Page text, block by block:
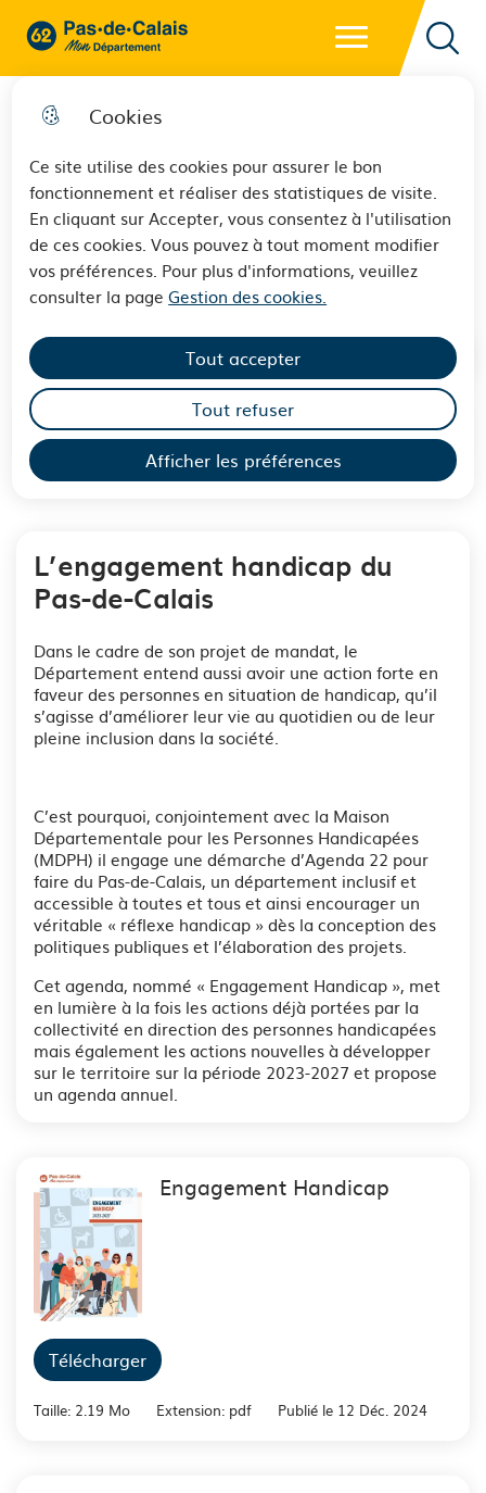
Cookies
Ce site utilise des cookies pour assurer le bon
fonctionnement et réaliser des statistiques de visite.
En cliquant sur Accepter, vous consentez à l'utilisation
de ces cookies. Vous pouvez à tout moment modifier
vos préférences. Pour plus d'informations, veuillez
consulter la pageGestion des cookies.
Afficher les préférences
Tout accepter
Tout refuser
62 - Pas-de-Calais Mon Département - Retour à l'accueil
Rapport cadre "Engagement
Handicap"
Sommaire
L’engagement handicap du
Pas-de-Calais
Dans le cadre de son projet de mandat, le
Département entend aussi avoir une action forte en
faveur des personnes en situation de handicap, qu’il
s’agisse d’améliorer leur vie au quotidien ou de leur
pleine inclusion dans la société.
C’est pourquoi, conjointement avec la Maison
Départementale pour les Personnes Handicapées
(MDPH) il engage une démarche d’Agenda 22 pour
faire du Pas-de-Calais, un département inclusif et
accessible à toutes et tous et ainsi encourager un
véritable « réflexe handicap » dès la conception des
politiques publiques et l’élaboration des projets.
Cet agenda, nommé « Engagement Handicap », met
en lumière à la fois les actions déjà portées par la
collectivité en direction des personnes handicapées
mais également les actions nouvelles à développer
sur le territoire sur la période 2023-2027 et propose
un agenda annuel.
Engagement Handicap
Télécharger
Taille: 2.19 Mo Extension: pdf Publié le 12 Déc. 2024